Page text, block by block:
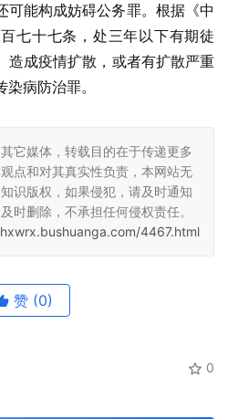
可能构成妨碍公务罪。根据《中
七十七条，处三年以下有期徒
造成疫情扩散，或者有扩散严重
病防治罪。
它媒体，转载目的在于传递更多
点和对其真实性负责，本网站无
识版权，如果侵犯，请及时通知
时删除，不承担任何侵权责任。
4467.html
赞 (0)
0